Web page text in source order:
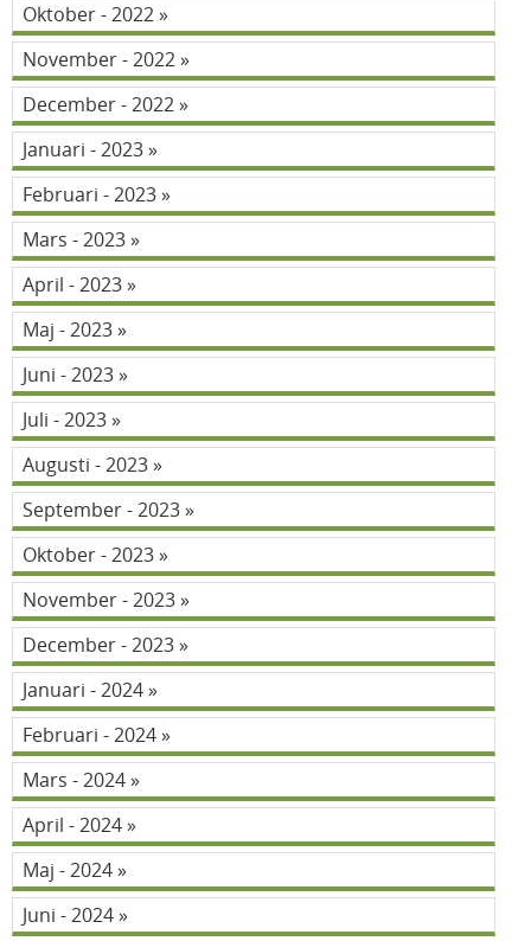
Oktober - 2022
November - 2022
December - 2022
Januari - 2023
Februari - 2023
Mars - 2023
April - 2023
Maj - 2023
Juni - 2023
Juli - 2023
Augusti - 2023
September - 2023
Oktober - 2023
November - 2023
December - 2023
Januari - 2024
Februari - 2024
Mars - 2024
April - 2024
Maj - 2024
Juni - 2024